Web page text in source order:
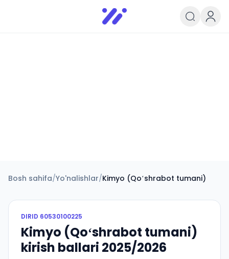
Infoedu
Ta&#039;lim xabarlari va
Bosh sahifa/Yo'nalishlar/Kimyo (Qoʻshrabot tumani)
DIRID 60530100225
Kimyo (Qoʻshrabot tumani)
kirish ballari 2025/2026